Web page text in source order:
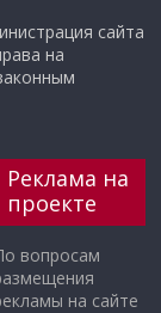
сайта
на
Реклама на
проекте
вопросам
на сайте